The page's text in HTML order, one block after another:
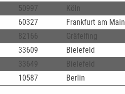
50997
Köln
60327
Frankfurt am Main
82166
Gräfelfing
33609
Bielefeld
33649
Bielefeld
10587
Berlin